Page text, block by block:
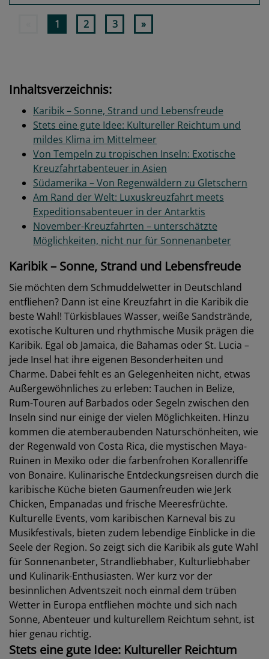
1 2 3 »
Inhaltsverzeichnis:
Karibik – Sonne, Strand und Lebensfreude
Stets eine gute Idee: Kultureller Reichtum und
mildes Klima im Mittelmeer
Von Tempeln zu tropischen Inseln: Exotische
Kreuzfahrtabenteuer in Asien
Südamerika – Von Regenwäldern zu Gletschern
Am Rand der Welt: Luxuskreuzfahrt meets
Expeditionsabenteuer in der Antarktis
November-Kreuzfahrten – unterschätzte
Möglichkeiten, nicht nur für Sonnenanbeter
Karibik – Sonne, Strand und Lebensfreude
Sie möchten dem Schmuddelwetter in Deutschland
entfliehen? Dann ist eine Kreuzfahrt in die Karibik die
beste Wahl! Türkisblaues Wasser, weiße Sandstrände,
exotische Kulturen und rhythmische Musik prägen die
Karibik. Egal ob Jamaica, die Bahamas oder St. Lucia –
jede Insel hat ihre eigenen Besonderheiten und
Charme. Dabei fehlt es an Gelegenheiten nicht, etwas
Außergewöhnliches zu erleben: Tauchen in Belize,
Rum-Touren auf Barbados oder Segeln zwischen den
Inseln sind nur einige der vielen Möglichkeiten. Hinzu
kommen die atemberaubenden Naturschönheiten, wie
der Regenwald von Costa Rica, die mystischen Maya-
Ruinen in Mexiko oder die farbenfrohen Korallenriffe
von Bonaire. Kulinarische Entdeckungsreisen durch die
karibische Küche bieten Gaumenfreuden wie Jerk
Chicken, Empanadas und frische Meeresfrüchte.
Kulturelle Events, vom karibischen Karneval bis zu
Musikfestivals, bieten zudem lebendige Einblicke in die
Seele der Region. So zeigt sich die Karibik als gute Wahl
für Sonnenanbeter, Strandliebhaber, Kulturliebhaber
und Kulinarik-Enthusiasten. Wer kurz vor der
besinnlichen Adventszeit noch einmal dem trüben
Wetter in Europa entfliehen möchte und sich nach
Sonne, Abenteuer und kulturellem Reichtum sehnt, ist
hier genau richtig.
Stets eine gute Idee: Kultureller Reichtum